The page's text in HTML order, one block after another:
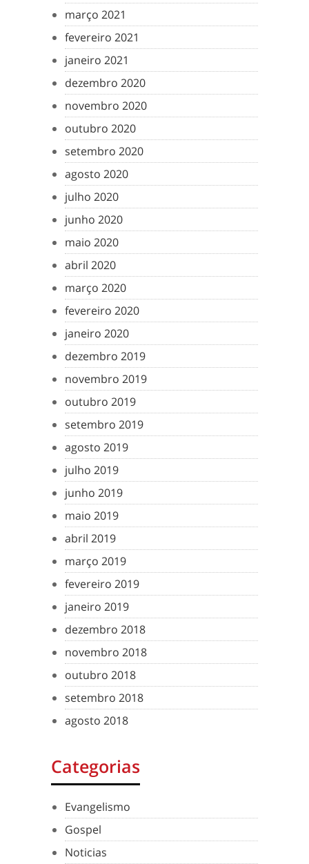
março 2021
fevereiro 2021
janeiro 2021
dezembro 2020
novembro 2020
outubro 2020
setembro 2020
agosto 2020
julho 2020
junho 2020
maio 2020
abril 2020
março 2020
fevereiro 2020
janeiro 2020
dezembro 2019
novembro 2019
outubro 2019
setembro 2019
agosto 2019
julho 2019
junho 2019
maio 2019
abril 2019
março 2019
fevereiro 2019
janeiro 2019
dezembro 2018
novembro 2018
outubro 2018
setembro 2018
agosto 2018
Categorias
Evangelismo
Gospel
Noticias